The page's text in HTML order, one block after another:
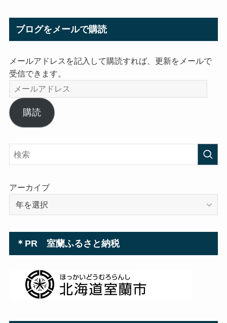
ブログをメールで購読
メールアドレスを記入して購読すれば、更新をメールで
受信できます。
メ
ー
ル
ア
レ
ス
購読
アーカイブ
＊PR 室蘭ふるさと納税